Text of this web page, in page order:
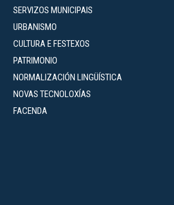
SERVIZOS MUNICIPAIS
URBANISMO
CULTURA E FESTEXOS
PATRIMONIO
NORMALIZACIÓN LINGÜÍSTICA
NOVAS TECNOLOXÍAS
FACENDA